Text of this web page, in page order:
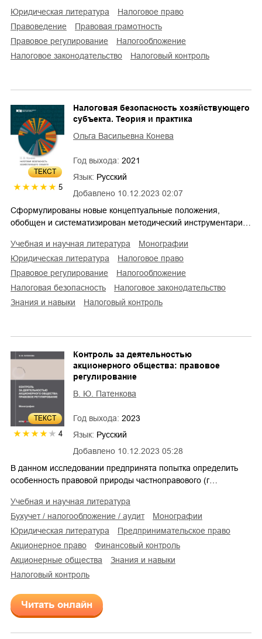
юридическая литература
налоговое право
правоведение
правовая грамотность
правовое регулирование
налогообложение
налоговое законодательство
налоговый контроль
ТЕКСТ
5
Добавлено 10.12.2023 02:07
Налоговая безопасность хозяйствующего
субъекта. Теория и практика
Ольга Васильевна Конева
Год выхода: 2021
Язык: Русский
Сформулированы новые концептуальные положения,
обобщен и систематизирован методический инструментари…
учебная и научная литература
монографии
юридическая литература
налоговое право
правовое регулирование
налогообложение
налоговая безопасность
налоговое законодательство
знания и навыки
налоговый контроль
ТЕКСТ
4
Добавлено 10.12.2023 05:28
Контроль за деятельностью
акционерного общества: правовое
регулирование
В. Ю. Патенкова
Год выхода: 2023
Язык: Русский
В данном исследовании предпринята попытка определить
особенность правовой природы частноправового (г…
учебная и научная литература
бухучет / налогообложение / аудит
монографии
юридическая литература
предпринимательское право
акционерное право
финансовый контроль
акционерные общества
знания и навыки
налоговый контроль
Читать онлайн